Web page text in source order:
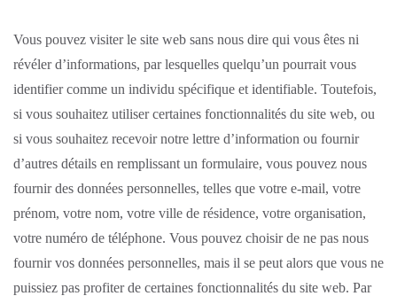
Vous pouvez visiter le site web sans nous dire qui vous êtes ni
révéler d’informations, par lesquelles quelqu’un pourrait vous
identifier comme un individu spécifique et identifiable. Toutefois,
si vous souhaitez utiliser certaines fonctionnalités du site web, ou
si vous souhaitez recevoir notre lettre d’information ou fournir
d’autres détails en remplissant un formulaire, vous pouvez nous
fournir des données personnelles, telles que votre e-mail, votre
prénom, votre nom, votre ville de résidence, votre organisation,
votre numéro de téléphone. Vous pouvez choisir de ne pas nous
fournir vos données personnelles, mais il se peut alors que vous ne
puissiez pas profiter de certaines fonctionnalités du site web. Par